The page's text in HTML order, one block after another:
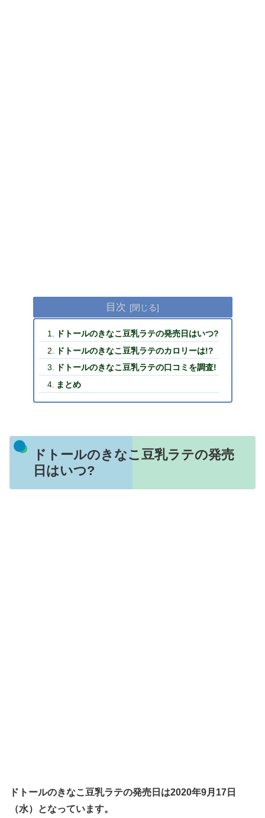
目次
ドトールのきなこ豆乳ラテの発売日はいつ?
ドトールのきなこ豆乳ラテのカロリーは!?
ドトールのきなこ豆乳ラテの口コミを調査!
まとめ
ドトールのきなこ豆乳ラテの発売
日はいつ?
ドトールのきなこ豆乳ラテの発売日は2020年9月17日
（水）となっています。